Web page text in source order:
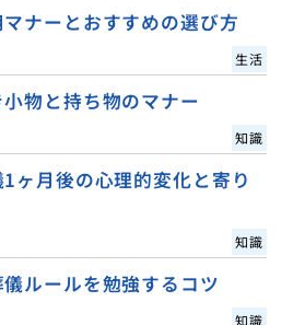
ナーとおすすめの選び方
生活
物と持ち物のマナー
知識
ヶ月後の心理的変化と寄り
知識
ルールを勉強するコツ
知識